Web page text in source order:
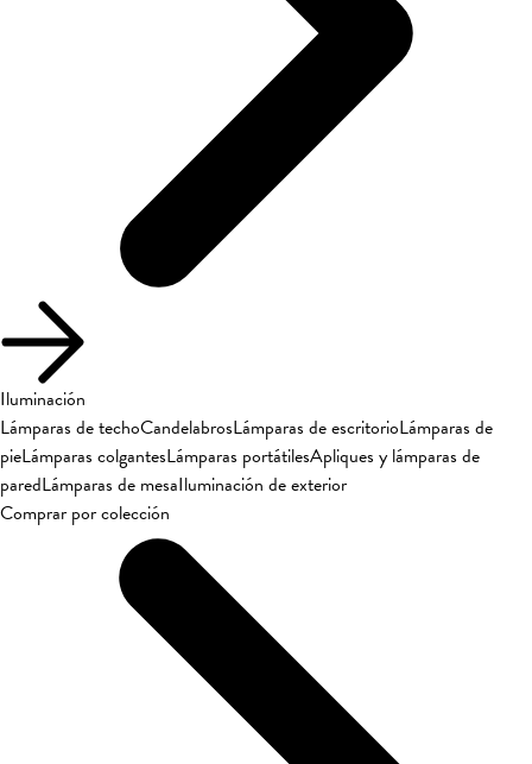
Iluminación
Lámparas de techoCandelabrosLámparas de escritorioLámparas de
pieLámparas colgantesLámparas portátilesApliques y lámparas de
paredLámparas de mesaIluminación de exterior
Comprar por colección